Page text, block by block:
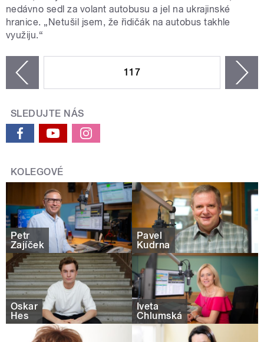
nedávno sedl za volant autobusu a jel na ukrajinské
hranice. „Netušil jsem, že řidičák na autobus takhle
využiju.“
117
SLEDUJTE NÁS
KOLEGOVÉ
Petr
Zajíček
Pavel
Kudrna
Oskar
Hes
Iveta
Chlumská